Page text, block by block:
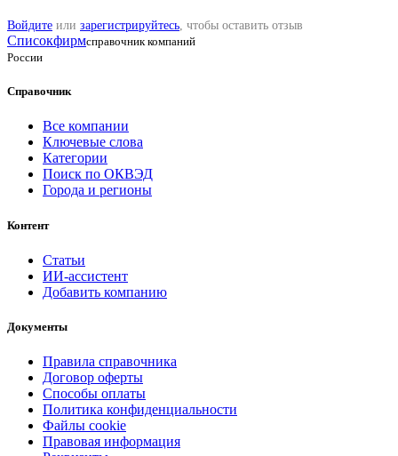
Войдите или зарегистрируйтесь, чтобы оставить отзыв
Списокфирмсправочник компаний
России
Справочник
Все компании
Ключевые слова
Категории
Поиск по ОКВЭД
Города и регионы
Контент
Статьи
ИИ-ассистент
Добавить компанию
Документы
Правила справочника
Договор оферты
Способы оплаты
Политика конфиденциальности
Файлы cookie
Правовая информация